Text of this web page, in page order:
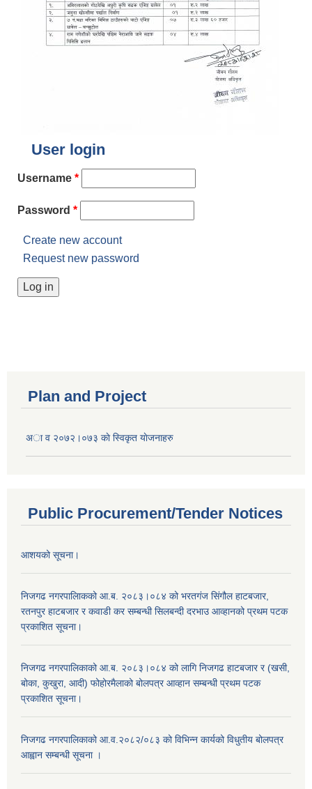
User login
Username *
Password *
Create new account
Request new password
Plan and Project
अा व २०७२।०७३ काे स्विकृत याेजनाहरु
Public Procurement/Tender Notices
आशयको सूचना।
निजगढ नगरपालिाकको आ.ब. २०८३।०८४ को भरतगंज सिंगौल हाटबजार,
रतनपुर हाटबजार र कवाडी कर सम्बन्धी सिलबन्दी दरभाउ आव्हानको प्रथम पटक
प्रकाशित सूचना।
निजगढ नगरपालिकाको आ.ब. २०८३।०८४ को लागि निजगढ हाटबजार र (खसी,
बोका, कुखुरा, आदी) फोहोरमैलाको बोलपत्र आव्हान सम्बन्धी प्रथम पटक
प्रकाशित सूचना।
निजगढ नगरपालिकाको आ.व.२०८२/०८३ को विभिन्न कार्यको विधुतीय बोलपत्र
आह्वान सम्बन्धी सूचना ।